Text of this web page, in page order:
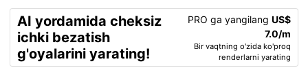
AI yordamida cheksiz
ichki bezatish
g'oyalarini yarating!
PRO ga yangilang US$
7.0/m
Bir vaqtning o'zida ko'proq
renderlarni yarating